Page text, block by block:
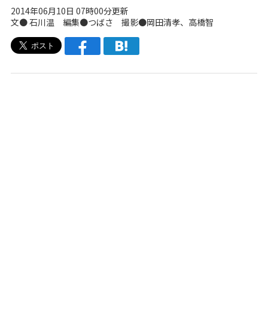
2014年06月10日 07時00分更新
文●石川温 編集●つばさ 撮影●岡田清孝、高橋智